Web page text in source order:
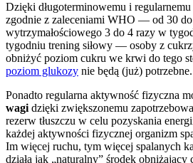
Dzięki długoterminowemu i
zgodnie z zaleceniami WHO — od 30
wytrzymałościowego 3 do 4 razy w
tygodniu trening siłowy — osoby z
obniżyć poziom cukru we krwi do tego
poziom glukozy nie będą (już) potrzebne.
Ponadto regularna aktywność fizyczna
wagi dzięki zwiększonemu
rezerw tłuszczu w celu pozyskania
każdej aktywności fizycznej organizm
Im więcej ruchu, tym więcej spalanych
działa jak „naturalny” środek